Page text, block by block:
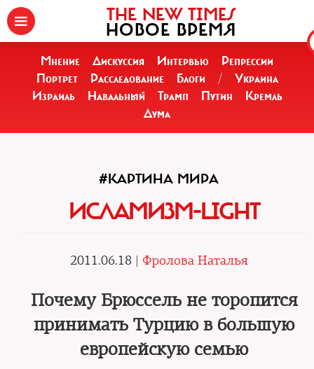
THE NEW TIMES
НОВОЕ ВРЕМЯ
Мнение Дискуссия Интервью
Репрессии
Портрет
Расследование Блоги /
Украина
Израиль
Навальный Трамп Путин
Кремль
Дума
#КАРТИНА МИРА
ИСЛАМИЗМ-LIGHT
2011.06.18 | Фролова Наталья
Почему Брюссель не торопится
принимать Турцию в большую
европейскую семью